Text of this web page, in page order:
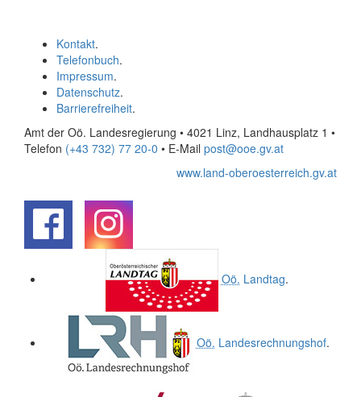
Kontakt.
Telefonbuch.
Impressum.
Datenschutz.
Barrierefreiheit.
Amt der Oö. Landesregierung • 4021 Linz, Landhausplatz 1 •
Telefon (+43 732) 77 20-0 • E-Mail post@ooe.gv.at
www.land-oberoesterreich.gv.at
Oö. Landtag.
Oö. Landesrechnungshof.